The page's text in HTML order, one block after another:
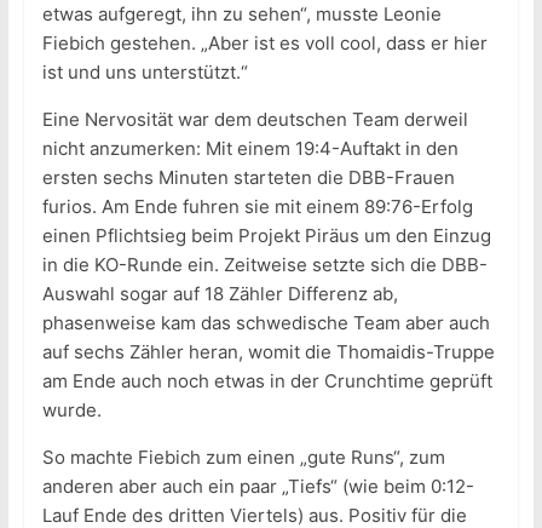
etwas aufgeregt, ihn zu sehen“, musste Leonie
Fiebich gestehen. „Aber ist es voll cool, dass er hier
ist und uns unterstützt.“
Eine Nervosität war dem deutschen Team derweil
nicht anzumerken: Mit einem 19:4-Auftakt in den
ersten sechs Minuten starteten die DBB-Frauen
furios. Am Ende fuhren sie mit einem 89:76-Erfolg
einen Pflichtsieg beim Projekt Piräus um den Einzug
in die KO-Runde ein. Zeitweise setzte sich die DBB-
Auswahl sogar auf 18 Zähler Differenz ab,
phasenweise kam das schwedische Team aber auch
auf sechs Zähler heran, womit die Thomaidis-Truppe
am Ende auch noch etwas in der Crunchtime geprüft
wurde.
So machte Fiebich zum einen „gute Runs“, zum
anderen aber auch ein paar „Tiefs“ (wie beim 0:12-
Lauf Ende des dritten Viertels) aus. Positiv für die